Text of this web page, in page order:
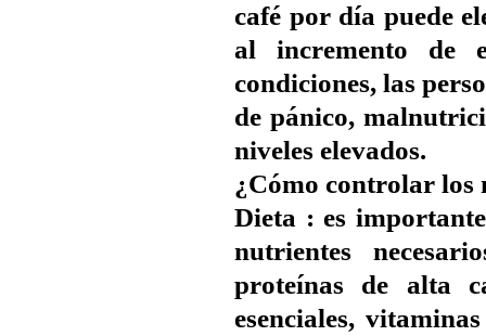
café por día puede
al incremento de
condiciones, las
de pánico,
niveles elevados.
¿Cómo controlar los
Dieta : es
nutrientes
proteínas de alta
esenciales,